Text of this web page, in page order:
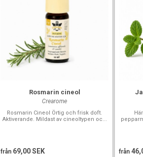
Rosmarin cineol
Crearome
Rosmarin Cineol Örtig och frisk doft.
Aktiverande. Mildast av cineoltypen oc...
från 69,00 SEK från